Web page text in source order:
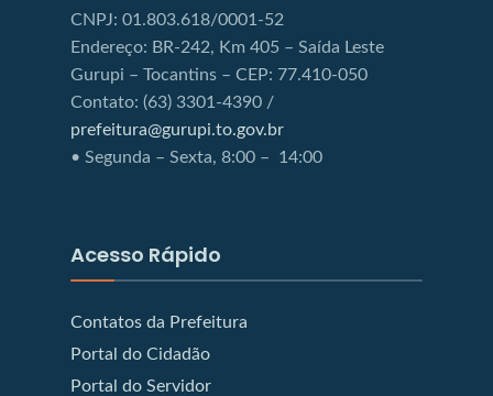
CNPJ: 01.803.618/0001-52
Endereço: BR-242, Km 405 – Saída Leste
Gurupi – Tocantins – CEP: 77.410-050
Contato: (63) 3301-4390 /
prefeitura@gurupi.to.gov.br
• Segunda – Sexta, 8:00 – 14:00
Acesso Rápido
Contatos da Prefeitura
Portal do Cidadão
Portal do Servidor